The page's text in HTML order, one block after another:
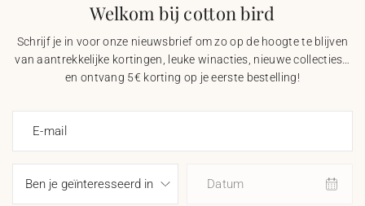
Welkom bij cotton bird
Schrijf je in voor onze nieuwsbrief om zo op de hoogte te blijven
van aantrekkelijke kortingen, leuke winacties, nieuwe collecties…
en ontvang 5€ korting op je eerste bestelling!
E-mail
Datum